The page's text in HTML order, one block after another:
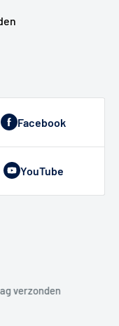
Facebook
YouTube
verzonden